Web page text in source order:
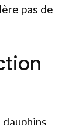
pas de